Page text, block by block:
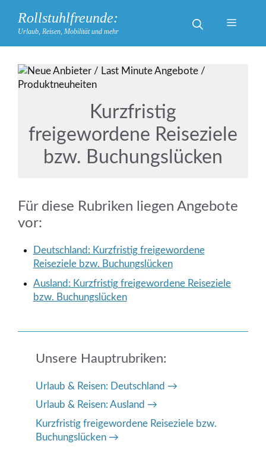
Inhalt
springen
Rollstuhlfreunde:
Urlaub, Reisen, Mobilität und mehr
Menü
Kurzfristig
freigewordene Reiseziele
bzw. Buchungslücken
Für diese Rubriken liegen Angebote
vor:
Deutschland: Kurzfristig freigewordene
Reiseziele bzw. Buchungslücken
Ausland: Kurzfristig freigewordene Reiseziele
bzw. Buchungslücken
Unsere Hauptrubriken:
Urlaub & Reisen: Deutschland
Urlaub & Reisen: Ausland
Kurzfristig freigewordene Reiseziele bzw.
Buchungslücken